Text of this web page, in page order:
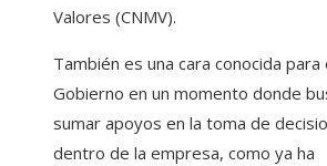
Valores (CNMV).
También es una cara conocida para
Gobierno en un momento donde
sumar apoyos en la toma de
dentro de la empresa, como ya ha